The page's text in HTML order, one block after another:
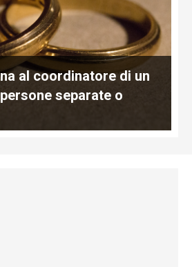
al coordinatore di un
separate o